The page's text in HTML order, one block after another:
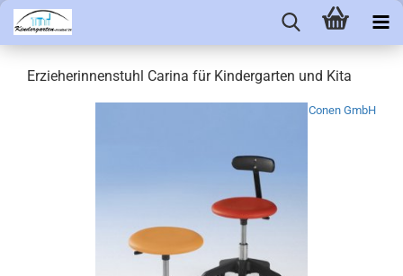
Erzieherinnenstuhl Carina für Kindergarten und Kita
Conen GmbH